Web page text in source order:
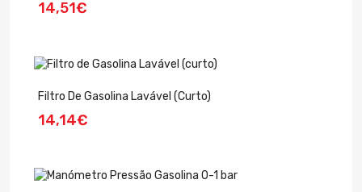
14,51€
Filtro De Gasolina Lavável (curto)
14,14€